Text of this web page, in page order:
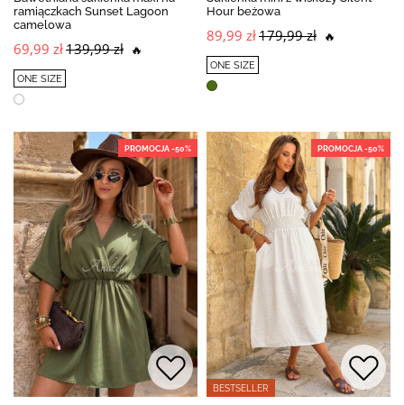
ramiączkach Sunset Lagoon
camelowa
69,99 zł139,99 zł 🔥
ONE SIZE
Hour beżowa
89,99 zł179,99 zł 🔥
ONE SIZE
PROMOCJA -50% PROMOCJA -50%
BESTSELLER